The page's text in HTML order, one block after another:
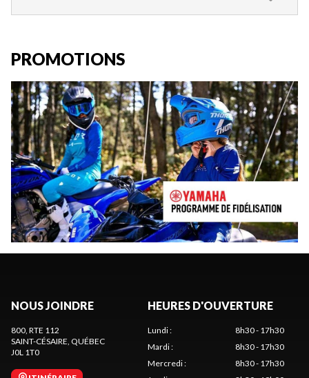
PROMOTIONS
NOUS JOINDRE
800, RTE 112
SAINT-CÉSAIRE, QUÉBEC
J0L 1T0
HEURES D'OUVERTURE
Lundi:
8h30 - 17h30
Mardi:
8h30 - 17h30
Mercredi:
8h30 - 17h30